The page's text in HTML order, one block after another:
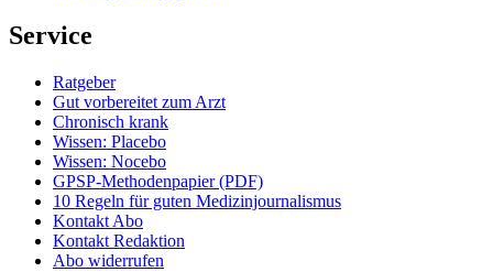
Service
Ratgeber
Gut vorbereitet zum Arzt
Chronisch krank
Wissen: Placebo
Wissen: Nocebo
GPSP-Methodenpapier (PDF)
10 Regeln für guten Medizinjournalismus
Kontakt Abo
Kontakt Redaktion
Abo widerrufen